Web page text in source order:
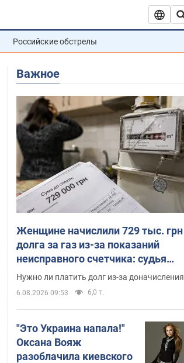
Российские обстрелы
Важное
Женщине начислили 729 тыс. грн
долга за газ из-за показаний
неисправного счетчика: судья
вынес неожиданное решение
Нужно ли платить долг из-за доначисления
6.08.2026 09:53 6,0 т.
"Это Украина напала!"
Оксана Вояж
разоблачила киевского